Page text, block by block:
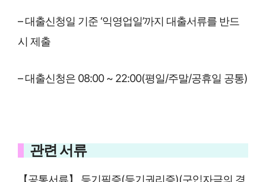
– 대출신청일 기준 ‘익영업일’까지 대출서류를 반드
시 제출
– 대출신청은 08:00 ~ 22:00(평일/주말/공휴일 공통)
관련 서류
【공통서류】 등기필증(등기권리증)(구입자금의 경